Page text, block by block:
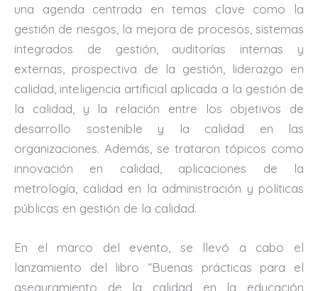
una agenda centrada en temas clave como la
gestión de riesgos, la mejora de procesos, sistemas
integrados de gestión, auditorías internas y
externas, prospectiva de la gestión, liderazgo en
calidad, inteligencia artificial aplicada a la gestión de
la calidad, y la relación entre los objetivos de
desarrollo sostenible y la calidad en las
organizaciones. Además, se trataron tópicos como
innovación en calidad, aplicaciones de la
metrología, calidad en la administración y políticas
públicas en gestión de la calidad.
En el marco del evento, se llevó a cabo el
lanzamiento del libro “Buenas prácticas para el
aseguramiento de la calidad en la educación